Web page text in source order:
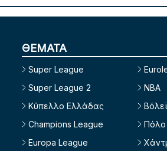
ΘΕΜΑΤΑ
Super League
Super League 2
Κύπελλο Ελλάδας
Champions League
Europa League
NBA
Βόλεϊ
Πόλο